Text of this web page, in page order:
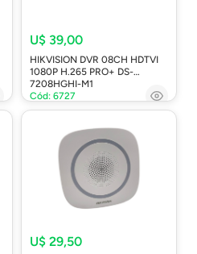
U$ 39,00
HIKVISION DVR 08CH HDTVI
1080P H.265 PRO+ DS-
7208HGHI-M1
Cód: 6727
U$ 29,50